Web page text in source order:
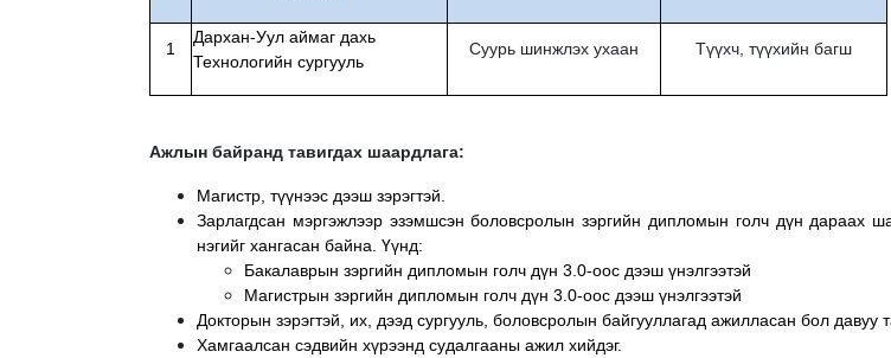
1
Дархан-Уул аймаг дахь
Технологийн сургууль
Суурь шинжлэх ухаан Түүхч, түүхийн багш
Ажлын байранд тавигдах шаардлага:
Магистр, түүнээс дээш зэрэгтэй.
Зарлагдсан мэргэжлээр эзэмшсэн боловсролын зэргийн дипломын голч дүн дараах
нэгийг хангасан байна. Үүнд:
Бакалаврын зэргийн дипломын голч дүн 3.0-оос дээш үнэлгээтэй
Магистрын зэргийн дипломын голч дүн 3.0-оос дээш үнэлгээтэй
Докторын зэрэгтэй, их, дээд сургууль, боловсролын байгууллагад ажилласан бол давуу
Хамгаалсан сэдвийн хүрээнд судалгааны ажил хийдэг.